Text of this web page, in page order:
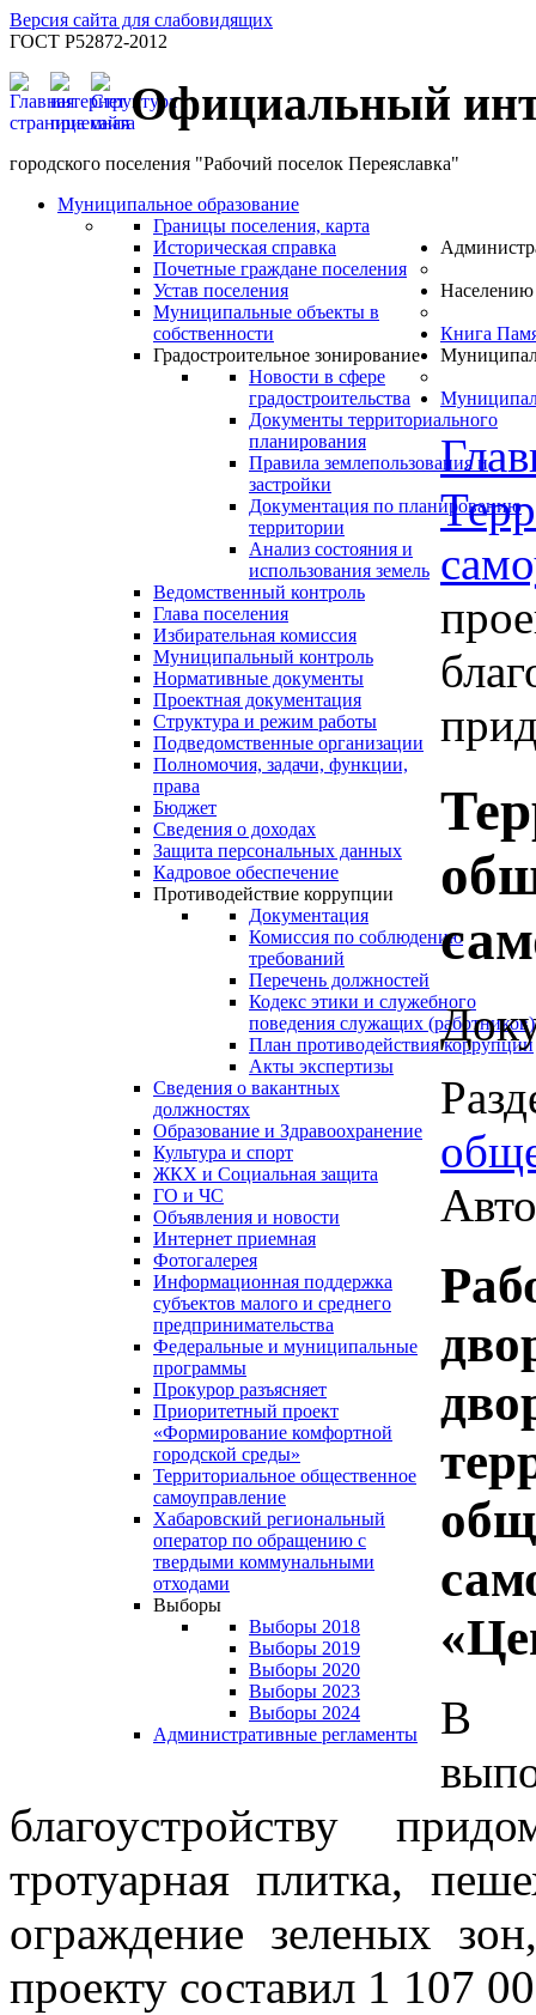
Версия сайта для слабовидящих
ГОСТ Р52872-2012
Официальный
городского поселения "Рабочий поселок Переяславка"
Муниципальное образование
Границы поселения, карта
Историческая справка
Почетные граждане поселения
Устав поселения
Муниципальные объекты в
собственности
Градостроительное зонирование
Новости в сфере
градостроительства
Документы территориального
планирования
Правила землепользования и
застройки
Документация по планированию
территории
Анализ состояния и
использования земель
Ведомственный контроль
Глава поселения
Избирательная комиссия
Муниципальный контроль
Нормативные документы
Проектная документация
Структура и режим работы
Подведомственные организации
Полномочия, задачи, функции,
права
Бюджет
Сведения о доходах
Защита персональных данных
Кадровое обеспечение
Противодействие коррупции
Документация
Комиссия по соблюдению
требований
Перечень должностей
Кодекс этики и служебного
поведения служащих (работников)
План противодействия коррупции
Акты экспертизы
Сведения о вакантных
должностях
Населению
Образование и Здравоохранение
Культура и спорт
ЖКХ и Социальная защита
ГО и ЧС
Объявления и новости
Интернет приемная
Фотогалерея
Информационная поддержка
субъектов малого и среднего
предпринимательства
Федеральные и муниципальные
программы
Прокурор разъясняет
Приоритетный проект
«Формирование комфортной
городской среды»
Территориальное общественное
самоуправление
Хабаровский региональный
оператор по обращению с
твердыми коммунальными
отходами
Выборы
Выборы 2018
Выборы 2019
Выборы 2020
Выборы 2023
Выборы 2024
Книга
Административные регламенты
В
благоустройству
тротуарная плитка,
ограждение зеленых
проекту составил 1 107